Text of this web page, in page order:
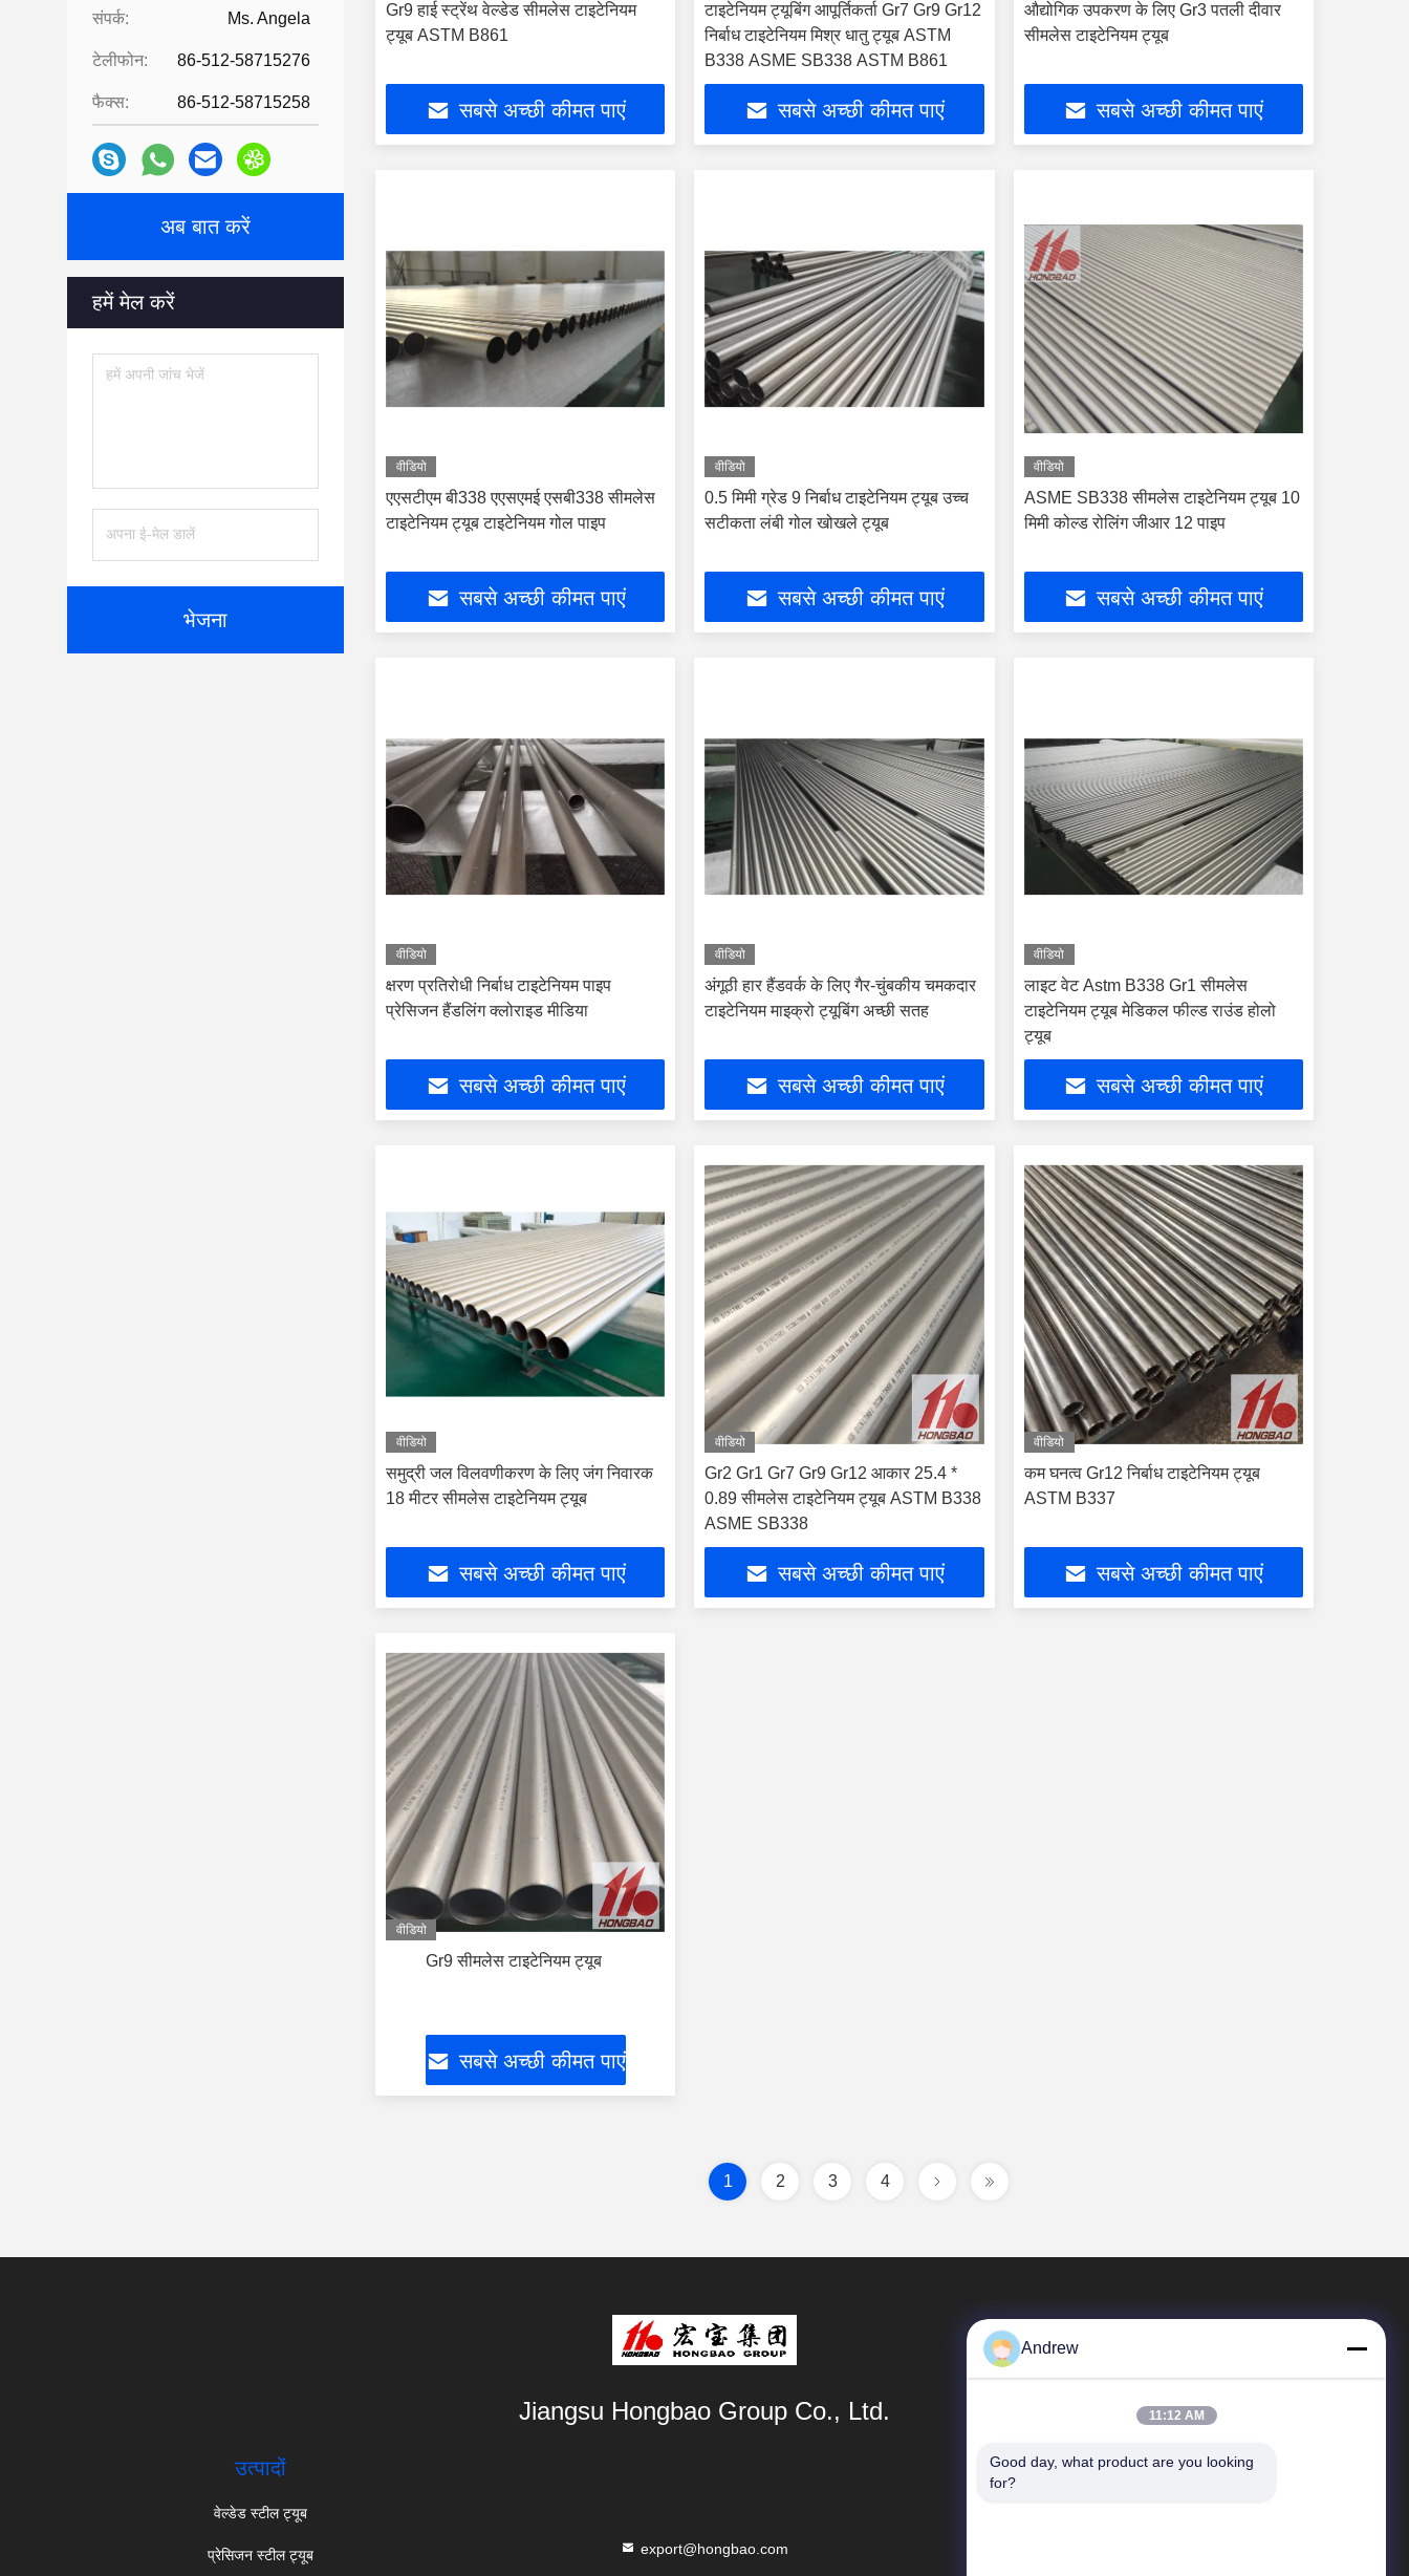
संपर्क: Ms. Angela
टेलीफोन: 86-512-58715276
फैक्स: 86-512-58715258
अब बात करें
हमें मेल करें
भेजना
Gr9 हाई स्ट्रेंथ वेल्डेड सीमलेस टाइटेनियम
ट्यूब ASTM B861
सबसे अच्छी कीमत पाएं
टाइटेनियम ट्यूबिंग आपूर्तिकर्ता Gr7 Gr9 Gr12
निर्बाध टाइटेनियम मिश्र धातु ट्यूब ASTM
B338 ASME SB338 ASTM B861
सबसे अच्छी कीमत पाएं
औद्योगिक उपकरण के लिए Gr3 पतली दीवार
सीमलेस टाइटेनियम ट्यूब
सबसे अच्छी कीमत पाएं
वीडियो
एएसटीएम बी338 एएसएमई एसबी338 सीमलेस
टाइटेनियम ट्यूब टाइटेनियम गोल पाइप
सबसे अच्छी कीमत पाएं
वीडियो
0.5 मिमी ग्रेड 9 निर्बाध टाइटेनियम ट्यूब उच्च
सटीकता लंबी गोल खोखले ट्यूब
सबसे अच्छी कीमत पाएं
वीडियो
ASME SB338 सीमलेस टाइटेनियम ट्यूब 10
मिमी कोल्ड रोलिंग जीआर 12 पाइप
सबसे अच्छी कीमत पाएं
वीडियो
क्षरण प्रतिरोधी निर्बाध टाइटेनियम पाइप
प्रेसिजन हैंडलिंग क्लोराइड मीडिया
सबसे अच्छी कीमत पाएं
वीडियो
अंगूठी हार हैंडवर्क के लिए गैर-चुंबकीय चमकदार
टाइटेनियम माइक्रो ट्यूबिंग अच्छी सतह
सबसे अच्छी कीमत पाएं
वीडियो
लाइट वेट Astm B338 Gr1 सीमलेस
टाइटेनियम ट्यूब मेडिकल फील्ड राउंड होलो
ट्यूब
सबसे अच्छी कीमत पाएं
वीडियो
समुद्री जल विलवणीकरण के लिए जंग निवारक
18 मीटर सीमलेस टाइटेनियम ट्यूब
सबसे अच्छी कीमत पाएं
वीडियो
Gr2 Gr1 Gr7 Gr9 Gr12 आकार 25.4 *
0.89 सीमलेस टाइटेनियम ट्यूब ASTM B338
ASME SB338
सबसे अच्छी कीमत पाएं
वीडियो
कम घनत्व Gr12 निर्बाध टाइटेनियम ट्यूब
ASTM B337
सबसे अच्छी कीमत पाएं
वीडियो
Gr9 सीमलेस टाइटेनियम ट्यूब
सबसे अच्छी कीमत पाएं
1 2 3 4
Jiangsu Hongbao Group Co., Ltd.
उत्पादों
वेल्डेड स्टील ट्यूब
प्रेसिजन स्टील ट्यूब export@hongbao.com
त्वरित लिंक
Andrew
11:12 AM
Good day, what product are you looking
for?